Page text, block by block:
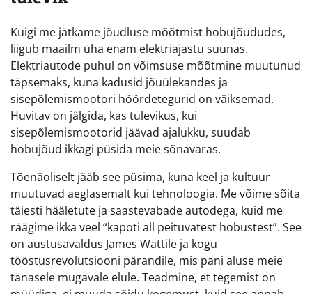
Kuigi me jätkame jõudluse mõõtmist hobujõududes,
liigub maailm üha enam elektriajastu suunas.
Elektriautode puhul on võimsuse mõõtmine muutunud
täpsemaks, kuna kadusid jõuülekandes ja
sisepõlemismootori hõõrdetegurid on väiksemad.
Huvitav on jälgida, kas tulevikus, kui
sisepõlemismootorid jäävad ajalukku, suudab
hobujõud ikkagi püsida meie sõnavaras.
Tõenäoliselt jääb see püsima, kuna keel ja kultuur
muutuvad aeglasemalt kui tehnoloogia. Me võime sõita
täiesti hääletute ja saastevabade autodega, kuid me
räägime ikka veel “kapoti all peituvatest hobustest”. See
on austusavaldus James Wattile ja kogu
tööstusrevolutsiooni pärandile, mis pani aluse meie
tänasele mugavale elule. Teadmine, et tegemist on